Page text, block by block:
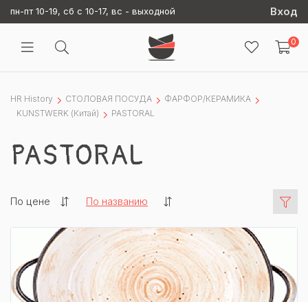
пн-пт 10-19, сб с 10-17, вс - выходной Вход
0
HR History СТОЛОВАЯ ПОСУДА
ФАРФОР/КЕРАМИКА
KUNSTWERK (Китай)
PASTORAL
PASTORAL